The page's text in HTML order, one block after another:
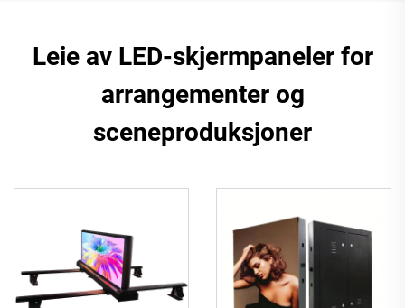
Leie av LED-skjermpaneler for
arrangementer og
sceneproduksjoner